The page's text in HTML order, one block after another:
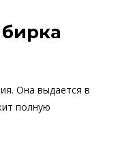
Она выдается в
полную